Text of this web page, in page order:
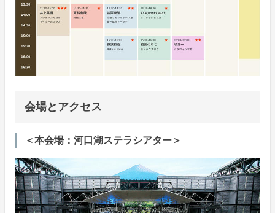
会場とアクセス
＜本会場：河口湖ステラシアター＞